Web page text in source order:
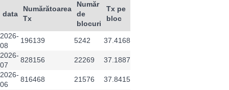
data
Numărătoarea
Tx
Număr
de
blocuri
Tx pe
bloc
2026-
08
196139 5242
37.4168
2026-
07
828156 22269
37.1887
2026-
06
816468 21576
37.8415